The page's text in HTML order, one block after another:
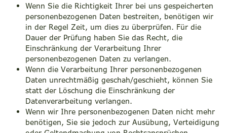
Wenn Sie die Richtigkeit Ihrer bei uns gespeicherten
personenbezogenen Daten bestreiten, benötigen wir
in der Regel Zeit, um dies zu überprüfen. Für die
Dauer der Prüfung haben Sie das Recht, die
Einschränkung der Verarbeitung Ihrer
personenbezogenen Daten zu verlangen.
Wenn die Verarbeitung Ihrer personenbezogenen
Daten unrechtmäßig geschah/geschieht, können Sie
statt der Löschung die Einschränkung der
Datenverarbeitung verlangen.
Wenn wir Ihre personenbezogenen Daten nicht mehr
benötigen, Sie sie jedoch zur Ausübung, Verteidigung